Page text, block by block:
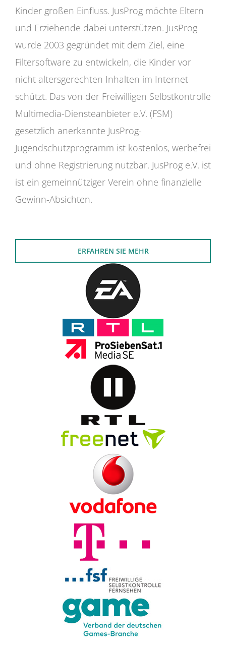
Kinder großen Einfluss. JusProg möchte Eltern
und Erziehende dabei unterstützen. JusProg
wurde 2003 gegründet mit dem Ziel, eine
Filtersoftware zu entwickeln, die Kinder vor
nicht altersgerechten Inhalten im Internet
schützt. Das von der Freiwilligen Selbstkontrolle
Multimedia-Diensteanbieter e.V. (FSM)
gesetzlich anerkannte JusProg-
Jugendschutzprogramm ist kostenlos, werbefrei
und ohne Registrierung nutzbar. JusProg e.V. ist
ist ein gemeinnütziger Verein ohne finanzielle
Gewinn-Absichten.
ERFAHREN SIE MEHR